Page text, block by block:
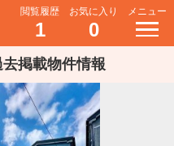
閲覧履歴
1
お気に入り
0
メニュー
掲載物件情報